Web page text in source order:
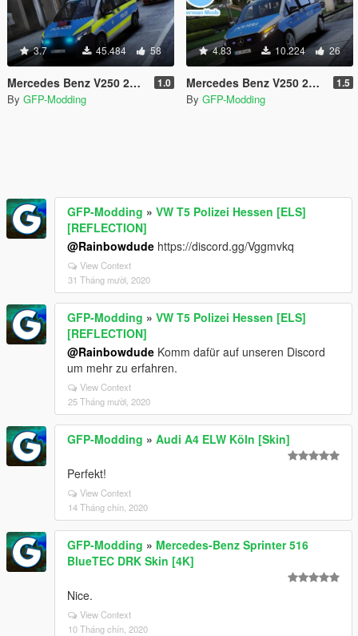
3.7 45.484 58
Mercedes Benz V250 2016 Polizei Baden Württemberg [ELS] [REFLECTION] 1.0
By GFP-Modding
4.83 10.224 26
Mercedes Benz V250 2016 Polizei Hessen [ELS] [REFLECTION] 1.5
By GFP-Modding
GFP-Modding » VW T5 Polizei Hessen [ELS]
[REFLECTION]
@Rainbowdude https://discord.gg/Vggmvkq
View Context
31 Tháng mười, 2020
GFP-Modding » VW T5 Polizei Hessen [ELS]
[REFLECTION]
@Rainbowdude Komm dafür auf unseren Discord
um mehr zu erfahren.
View Context
25 Tháng mười, 2020
GFP-Modding » Audi A4 ELW Köln [Skin]
Perfekt!
View Context
14 Tháng chín, 2020
GFP-Modding » Mercedes-Benz Sprinter 516
BlueTEC DRK Skin [4K]
Nice.
View Context
10 Tháng chín, 2020